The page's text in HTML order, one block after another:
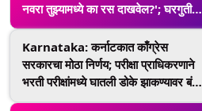
नवरा तुझ्यामध्ये का रस दाखवेल?'; घरगुती
हिंसाचाराच्या खटल्यात न्यायाधीशांनी महिलेला
विचारला प्रश्न
Karnataka: कर्नाटकात काँग्रेस
सरकारचा मोठा निर्णय; परीक्षा प्राधिकरणाने
भरती परीक्षांमध्ये घातली डोके झाकण्यावर बंदी;
मंगळसूत्राला परवानगी